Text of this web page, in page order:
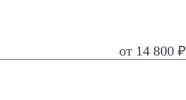
от 14 800 ₽